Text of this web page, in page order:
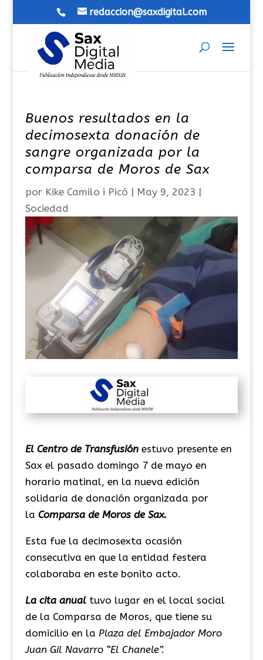
redaccion@saxdigital.com
Buenos resultados en la
decimosexta donación de
sangre organizada por la
comparsa de Moros de Sax
por Kike Camilo i Picó | May 9, 2023 |
Sociedad
El Centro de Transfusión estuvo presente en
Sax el pasado domingo 7 de mayo en
horario matinal, en la nueva edición
solidaria de donación organizada por
la Comparsa de Moros de Sax.
Esta fue la decimosexta ocasión
consecutiva en que la entidad festera
colaboraba en este bonito acto.
La cita anual tuvo lugar en el local social
de la Comparsa de Moros, que tiene su
domicilio en la Plaza del Embajador Moro
Juan Gil Navarro “El Chanele”.